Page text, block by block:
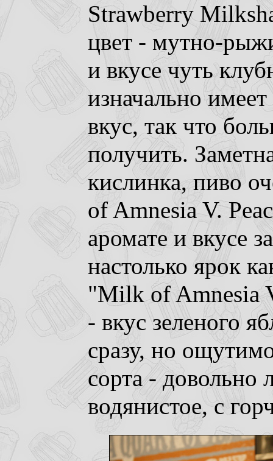
Strawberry
цвет - мутно-
и вкусе чуть
изначально
вкус, так что
получить.
кислинка, пиво
of Amnesia V.
аромате и вкусе
настолько ярок
"Milk of Amnesia
- вкус зеленого
сразу, но
сорта - довольно
водянистое, с